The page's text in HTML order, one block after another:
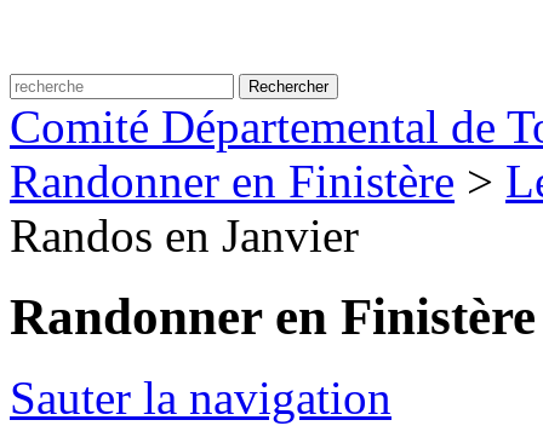
Comité Départemental de
Randonner en Finistère >
Randos en Janvier
Randonner en Finistère
Sauter la navigation